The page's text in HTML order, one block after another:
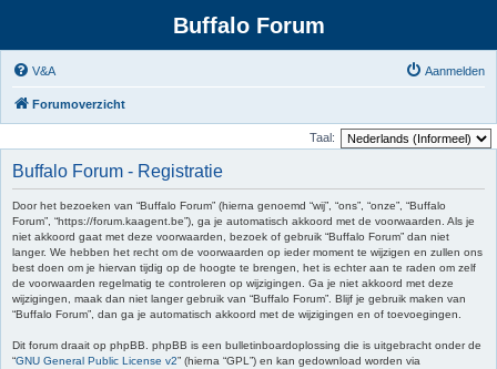
Buffalo Forum
V&A Aanmelden
Forumoverzicht
Taal:
Buffalo Forum - Registratie
Door het bezoeken van “Buffalo Forum” (hierna genoemd “wij”, “ons”, “onze”, “Buffalo
Forum”, “https://forum.kaagent.be”), ga je automatisch akkoord met de voorwaarden. Als je
niet akkoord gaat met deze voorwaarden, bezoek of gebruik “Buffalo Forum” dan niet
langer. We hebben het recht om de voorwaarden op ieder moment te wijzigen en zullen ons
best doen om je hiervan tijdig op de hoogte te brengen, het is echter aan te raden om zelf
de voorwaarden regelmatig te controleren op wijzigingen. Ga je niet akkoord met deze
wijzigingen, maak dan niet langer gebruik van “Buffalo Forum”. Blijf je gebruik maken van
“Buffalo Forum”, dan ga je automatisch akkoord met de wijzigingen en of toevoegingen.
Dit forum draait op phpBB. phpBB is een bulletinboardoplossing die is uitgebracht onder de
“GNU General Public License v2” (hierna “GPL”) en kan gedownload worden via